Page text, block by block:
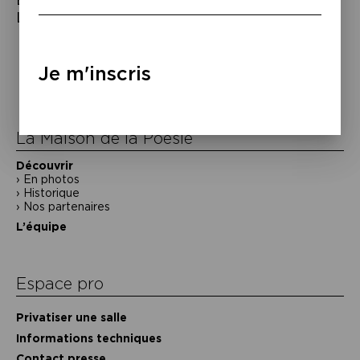
L’Imaginaire », 2024.
de
La Maison de la Poésie
Découvrir
En photos
Historique
Nos partenaires
L’équipe
Espace pro
Privatiser une salle
Informations techniques
Je m'inscris